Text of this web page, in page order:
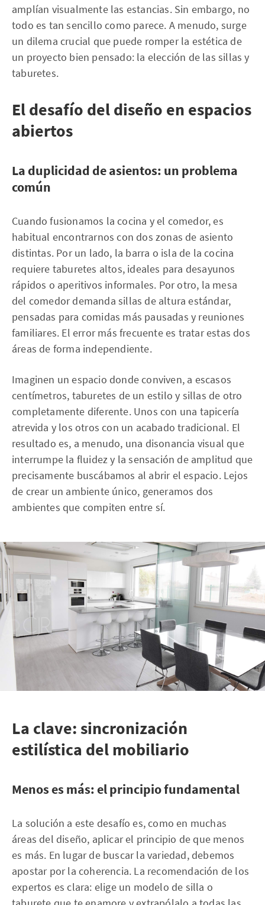
amplían visualmente las estancias. Sin embargo, no
todo es tan sencillo como parece. A menudo, surge
un dilema crucial que puede romper la estética de
un proyecto bien pensado: la elección de las sillas y
taburetes.
El desafío del diseño en espacios
abiertos
La duplicidad de asientos: un problema
común
Cuando fusionamos la cocina y el comedor, es
habitual encontrarnos con dos zonas de asiento
distintas. Por un lado, la barra o isla de la cocina
requiere taburetes altos, ideales para desayunos
rápidos o aperitivos informales. Por otro, la mesa
del comedor demanda sillas de altura estándar,
pensadas para comidas más pausadas y reuniones
familiares. El error más frecuente es tratar estas dos
áreas de forma independiente.
Imaginen un espacio donde conviven, a escasos
centímetros, taburetes de un estilo y sillas de otro
completamente diferente. Unos con una tapicería
atrevida y los otros con un acabado tradicional. El
resultado es, a menudo, una disonancia visual que
interrumpe la fluidez y la sensación de amplitud que
precisamente buscábamos al abrir el espacio. Lejos
de crear un ambiente único, generamos dos
ambientes que compiten entre sí.
La clave: sincronización
estilística del mobiliario
Menos es más: el principio fundamental
La solución a este desafío es, como en muchas
áreas del diseño, aplicar el principio de que menos
es más. En lugar de buscar la variedad, debemos
apostar por la coherencia. La recomendación de los
expertos es clara: elige un modelo de silla o